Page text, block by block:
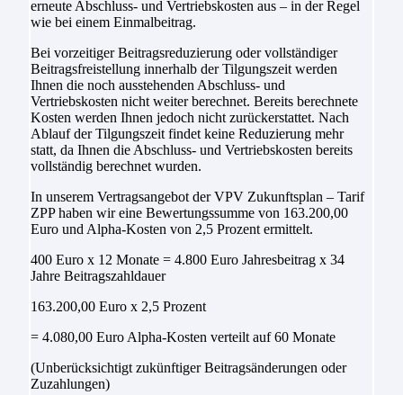
erneute Abschluss- und Vertriebskosten aus – in der Regel
wie bei einem Einmalbeitrag.
Bei vorzeitiger Beitragsreduzierung oder vollständiger
Beitragsfreistellung innerhalb der Tilgungszeit werden
Ihnen die noch ausstehenden Abschluss- und
Vertriebskosten nicht weiter berechnet. Bereits berechnete
Kosten werden Ihnen jedoch nicht zurückerstattet. Nach
Ablauf der Tilgungszeit findet keine Reduzierung mehr
statt, da Ihnen die Abschluss- und Vertriebskosten bereits
vollständig berechnet wurden.
In unserem Vertragsangebot der VPV Zukunftsplan – Tarif
ZPP haben wir eine Bewertungssumme von 163.200,00
Euro und Alpha-Kosten von 2,5 Prozent ermittelt.
400 Euro x 12 Monate = 4.800 Euro Jahresbeitrag x 34
Jahre Beitragszahldauer
163.200,00 Euro x 2,5 Prozent
= 4.080,00 Euro Alpha-Kosten verteilt auf 60 Monate
(Unberücksichtigt zukünftiger Beitragsänderungen oder
Zuzahlungen)